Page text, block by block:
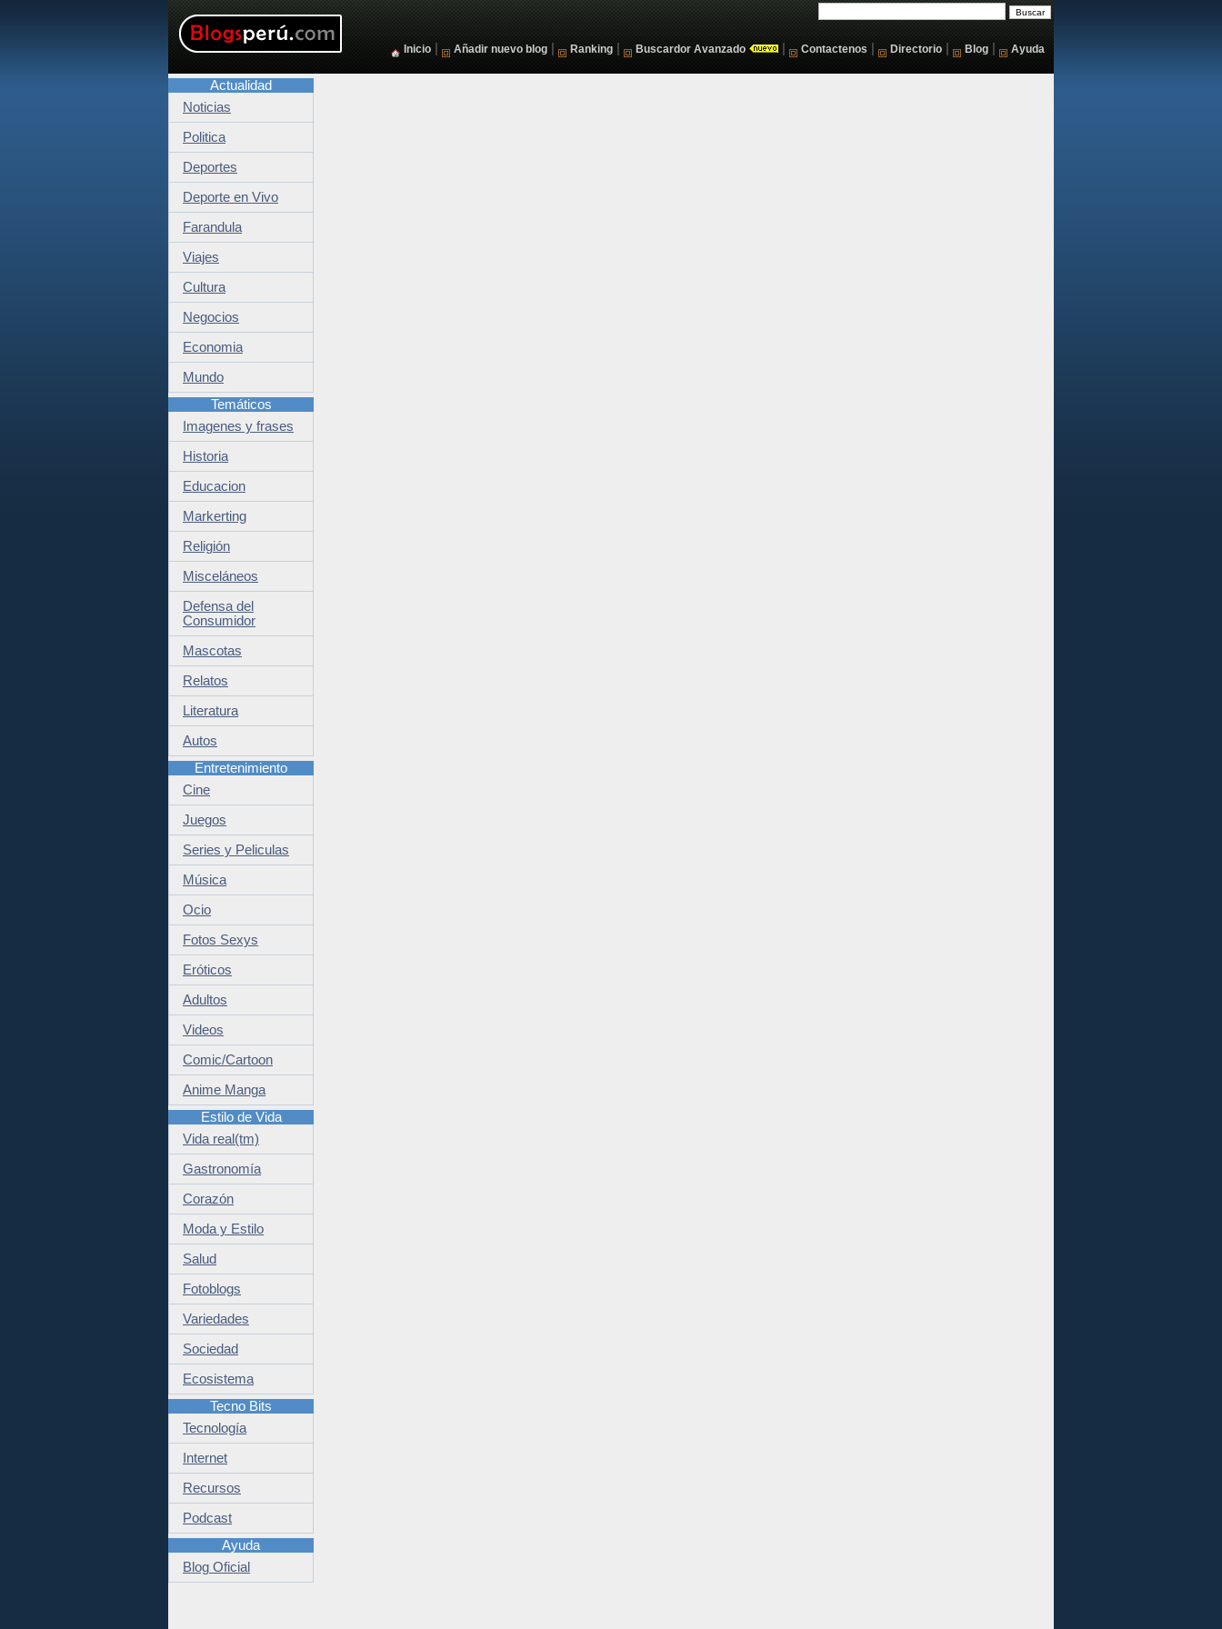
Inicio Añadir nuevo blog Ranking Buscardor Avanzado Contactenos Directorio Blog Ayuda
Actualidad
Noticias
Politica
Deportes
Deporte en Vivo
Farandula
Viajes
Cultura
Negocios
Economia
Mundo
Temáticos
Imagenes y frases
Historia
Educacion
Markerting
Religión
Misceláneos
Defensa del
Consumidor
Mascotas
Relatos
Literatura
Autos
Entretenimiento
Cine
Juegos
Series y Peliculas
Música
Ocio
Fotos Sexys
Eróticos
Adultos
Videos
Comic/Cartoon
Anime Manga
Estilo de Vida
Vida real(tm)
Gastronomía
Corazón
Moda y Estilo
Salud
Fotoblogs
Variedades
Sociedad
Ecosistema
Tecno Bits
Tecnología
Internet
Recursos
Podcast
Ayuda
Blog Oficial